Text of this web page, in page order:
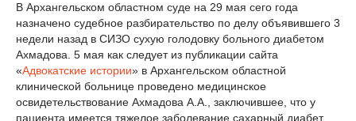
В Архангельском областном суде на 29 мая сего года
назначено судебное разбирательство по делу объявившего 3
недели назад в СИЗО сухую голодовку больного диабетом
Ахмадова. 5 мая как следует из публикации сайта
«Адвокатские истории» в Архангельском областной
клинической больнице проведено медицинское
освидетельствование Ахмадова А.А., заключившее, что у
пациента имеется тяжелое заболевание сахарный диабет,